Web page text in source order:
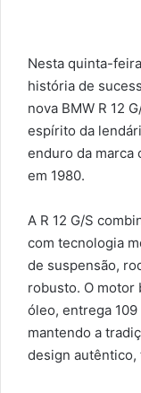
Nesta quinta-
história de
nova BMW R 12
espírito da
enduro da marca
em 1980.
A R 12 G/S
com tecnologia
de suspensão,
robusto. O motor
óleo, entrega
mantendo a
design